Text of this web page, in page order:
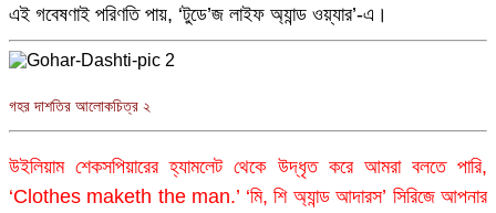
এই গবেষণাই পরিণতি পায়, ‘টুডে’জ লাইফ অ্যান্ড ওয়্যার’-এ।
গহর দাশতির আলোকচিত্র ২
উইলিয়াম শেকসপিয়ারের হ্যামলেট থেকে উদ্ধৃত করে আমরা বলতে পারি,
‘Clothes maketh the man.’ ‘মি, শি অ্যান্ড আদারস’ সিরিজে আপনার